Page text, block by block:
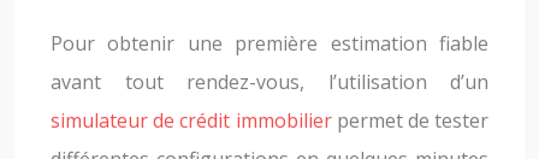
Pour obtenir une première estimation fiable
avant tout rendez-vous, l’utilisation d’un
simulateur de crédit immobilierpermet de tester